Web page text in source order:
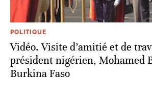
POLITIQUE
Vidéo. Visite d’amitié et de
président nigérien, Mohamed
Burkina Faso